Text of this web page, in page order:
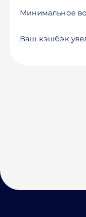
Минимальное
Ваш кэшбэк